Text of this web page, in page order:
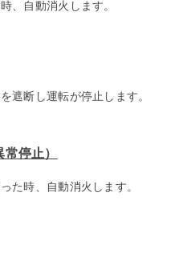
、自動消火します。
遮断し運転が停止します。
停止）
た時、自動消火します。